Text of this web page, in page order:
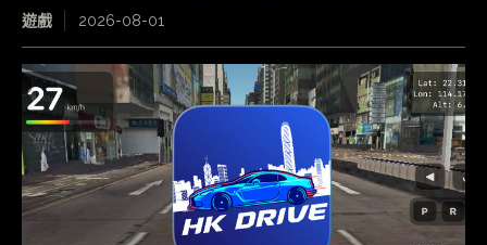
遊戲 2026-08-01